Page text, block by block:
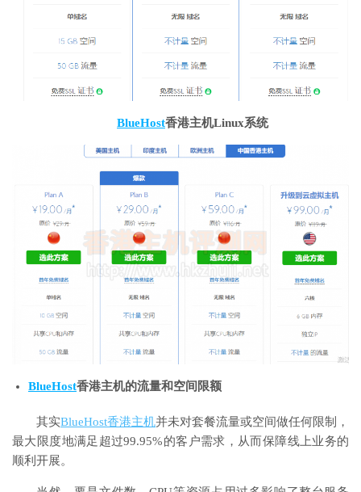
BlueHost香港主机Linux系统
BlueHost香港主机的流量和空间限额
其实BlueHost香港主机并未对套餐流量或空间做任何限制，
最大限度地满足超过99.95%的客户需求，从而保障线上业务的
顺利开展。